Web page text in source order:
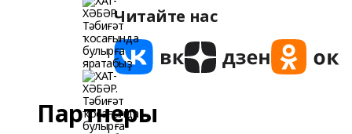
Читайте нас
Партнеры